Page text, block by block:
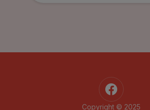
DAVID NICKY
Copyright © 2025